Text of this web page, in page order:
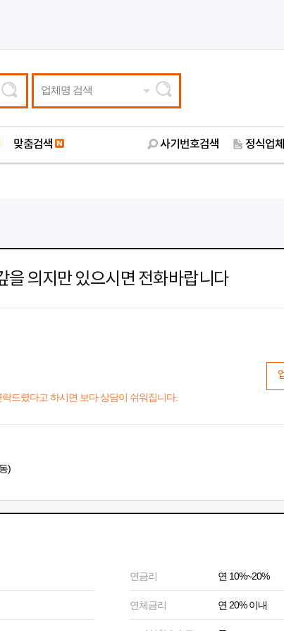
업체명 검색
맞춤검색 사기번호검색 정식업
을 의지만 있으시면 전화바랍니다
드렸다고 하시면 보다 상담이 쉬워집니다.
)
연금리 연 10%~20%
연체금리 연 20% 이내